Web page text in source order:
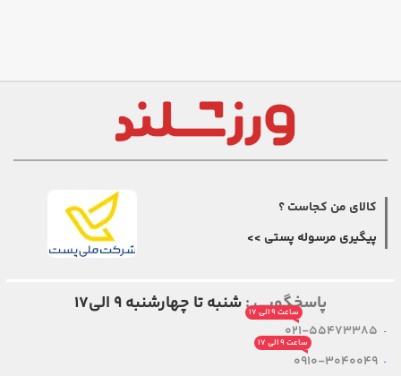
کالای من کجاست ؟
پیگیری مرسوله پستی >>
پاسخگویی :شنبه تا چهارشنبه ۹ الی۱۷
021-55473385
ساعت ۹ الی ۱۷
0910-3040049
ساعت ۹ الی ۱۷